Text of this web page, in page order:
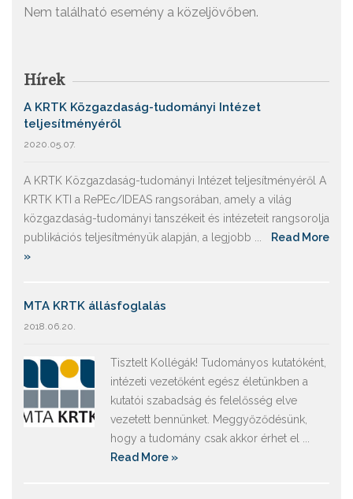
Nem található esemény a közeljövőben.
Hírek
A KRTK Közgazdaság-tudományi Intézet
teljesítményéről
2020.05.07.
A KRTK Közgazdaság-tudományi Intézet teljesítményéről A
KRTK KTI a RePEc/IDEAS rangsorában, amely a világ
közgazdaság-tudományi tanszékeit és intézeteit rangsorolja
publikációs teljesítményük alapján, a legjobb ...
Read More
»
MTA KRTK állásfoglalás
2018.06.20.
Tisztelt Kollégák! Tudományos kutatóként,
intézeti vezetőként egész életünkben a
kutatói szabadság és felelősség elve
vezetett bennünket. Meggyőződésünk,
hogy a tudomány csak akkor érhet el ...
Read More »